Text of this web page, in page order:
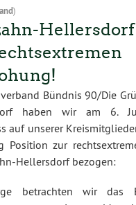
)
Bündnis 90/Die
haben wir am 6.
auf unserer
Position zur
Hellersdorf bezogen:
betrachten wir das